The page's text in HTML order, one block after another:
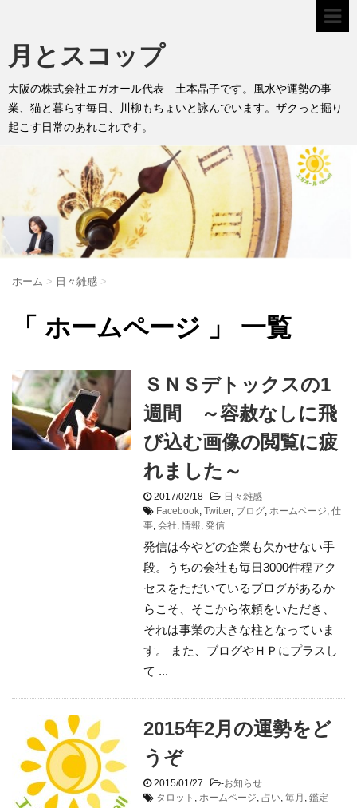
月とスコップ
大阪の株式会社エガオール代表 土本晶子です。風水や運勢の事
業、猫と暮らす毎日、川柳もちょいと詠んでいます。ザクっと掘り
起こす日常のあれこれです。
ホーム > 日々雑感 >
「 ホームページ 」 一覧
ＳＮＳデトックスの1
週間 ～容赦なしに飛
び込む画像の閲覧に疲
れました～
2017/02/18 -日々雑感
Facebook, Twitter, ブログ, ホームページ, 仕
事, 会社, 情報, 発信
発信は今やどの企業も欠かせない手
段。うちの会社も毎日3000件程アク
セスをただいているブログがあるか
らこそ、そこから依頼をいただき、
それは事業の大きな柱となっていま
す。 また、ブログやＨＰにプラスし
て ...
2015年2月の運勢をど
うぞ
2015/01/27 -お知らせ
タロット , ホームページ, 占い, 毎月 , 鑑定